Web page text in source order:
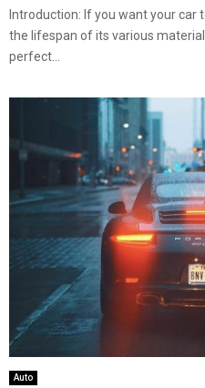
Introduction: If you want your car
the lifespan of its various
perfect...
Auto